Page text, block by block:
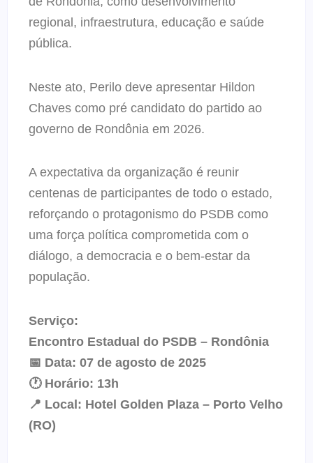
regional, infraestrutura, educação e saúde
pública.
Neste ato, Perilo deve apresentar Hildon
Chaves como pré candidato do partido ao
governo de Rondônia em 2026.
A expectativa da organização é reunir
centenas de participantes de todo o estado,
reforçando o protagonismo do PSDB como
uma força política comprometida com o
diálogo, a democracia e o bem-estar da
população.
Serviço:
Encontro Estadual do PSDB – Rondônia
📅 Data: 07 de agosto de 2025
🕐 Horário: 13h
📍 Local: Hotel Golden Plaza – Porto Velho
(RO)